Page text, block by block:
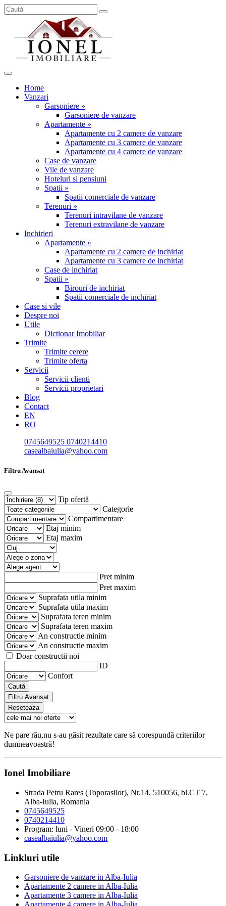
Home
Vanzari
Garsoniere »
Garsoniere de vanzare
Apartamente »
Apartamente cu 2 camere de vanzare
Apartamente cu 3 camere de vanzare
Apartamente cu 4 camere de vanzare
Case de vanzare
Vile de vanzare
Hoteluri si pensiuni
Spatii »
Spatii comerciale de vanzare
Terenuri »
Terenuri intravilane de vanzare
Terenuri extravilane de vanzare
Inchirieri
Apartamente »
Apartamente cu 2 camere de inchiriat
Apartamente cu 3 camere de inchiriat
Case de inchiriat
Spatii »
Birouri de inchiriat
Spatii comerciale de inchiriat
Case si vile
Despre noi
Utile
Dictionar Imobiliar
Trimite
Trimite cerere
Trimite oferta
Servicii
Servicii clienti
Servicii proprietari
Blog
Contact
EN
RO
0745649525 0740214410
casealbaiulia@yahoo.com
Filtru Avansat
Tip ofertă
Categorie
Compartimentare
Etaj minim
Etaj maxim
Pret minim
Pret maxim
Suprafata utila minim
Suprafata utila maxim
Suprafata teren minim
Suprafata teren maxim
An constructie minim
An constructie maxim
Doar constructii noi
ID
Confort
Caută
Filtru Avansat
Reseteaza
Ne pare rău,nu s-au găsit rezultate care să corespundă criteriilor
dumneavoastră!
Ionel Imobiliare
Strada Petru Rares (Toporasilor), Nr.14, 510056, bl.CT 7,
Alba-Iulia, Romania
0745649525
0740214410
Program: luni - Vineri 09:00 - 18:00
casealbaiulia@yahoo.com
Linkluri utile
Garsoniere de vanzare in Alba-Iulia
Apartamente 2 camere in Alba-Iulia
Apartamente 3 camere in Alba-Iulia